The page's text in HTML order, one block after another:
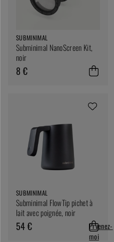
SUBMINIMAL
Subminimal NanoScreen Kit,
noir
8 €
SUBMINIMAL
Subminimal FlowTip pichet à
lait avec poignée, noir
54 €
Prvenez-
moi